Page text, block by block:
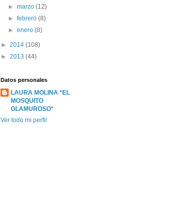
►marzo(12)
►febrero(8)
►enero(8)
► 2014 (108)
► 2013 (44)
Datos personales
LAURA MOLINA *EL
MOSQUITO
GLAMUROSO*
Ver todo mi perfil